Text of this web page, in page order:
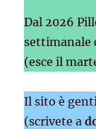
Dal 2026
settimanale
(esce il
Il sito è
(scrivete a